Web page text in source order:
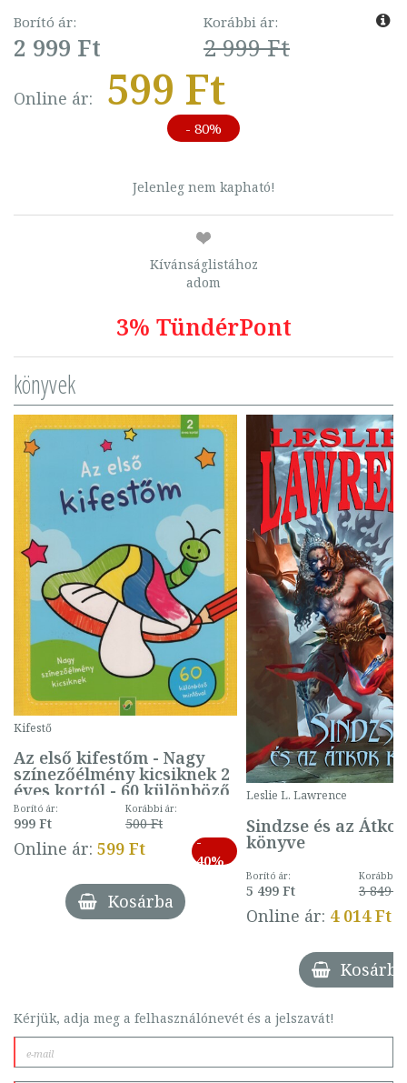
Borító ár:
2 999 Ft
Korábbi ár:
2 999 Ft
Online ár: 599 Ft
- 80%
Jelenleg nem kapható!
Kívánságlistához
adom
3% TündérPont
könyvek
Kifestő
Az első kifestőm - Nagy
színezőélmény kicsiknek 2
éves kortól - 60 különböző
mintával (gombás)
Borító ár:
999 Ft
Korábbi ár:
500 Ft
Online ár: 599 Ft
-
40%
Kosárba
Leslie L. Lawrence
Sindzse és az Átkok
könyve
Borító ár:
5 499 Ft
Korábbi
3 849 Ft
Online ár: 4 014 Ft
Kosárba
Kérjük, adja meg a felhasználónevét és a jelszavát!